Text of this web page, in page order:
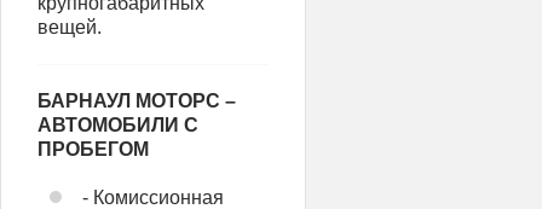
вещей.
БАРНАУЛ МОТОРС –
АВТОМОБИЛИ С
ПРОБЕГОМ
- Комиссионная